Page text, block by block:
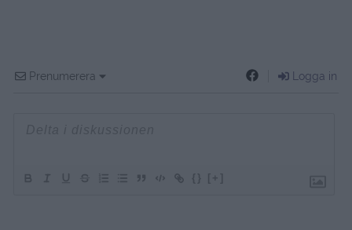
Prenumerera Logga in
{} [+]